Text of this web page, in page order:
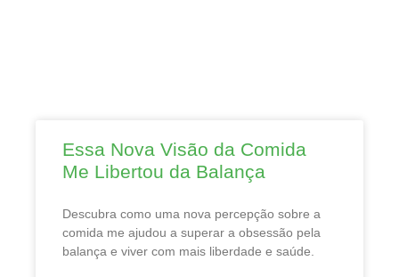
Essa Nova Visão da Comida
Me Libertou da Balança
Descubra como uma nova percepção sobre a
comida me ajudou a superar a obsessão pela
balança e viver com mais liberdade e saúde.